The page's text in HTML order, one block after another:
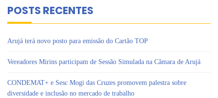
POSTS RECENTES
Arujá terá novo posto para emissão do Cartão TOP
Vereadores Mirins participam de Sessão Simulada na Câmara de Arujá
CONDEMAT+ e Sesc Mogi das Cruzes promovem palestra sobre
diversidade e inclusão no mercado de trabalho